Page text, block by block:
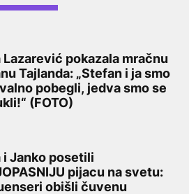
mračnu stranu Tajlanda:
Lazarević pokazala mračnu
Tajlanda: „Stefan i ja smo
pobegli, jedva smo se
(FOTO)
i Janko posetili
pijacu na svetu:
obišli čuvenu